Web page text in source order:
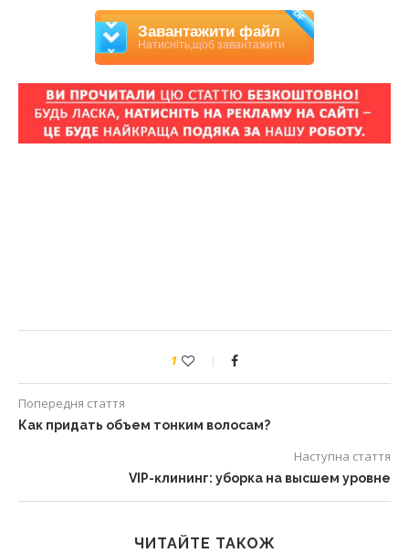
Завантажити файл
Натисніть,щоб завантажити
PDF
1
Попередня стаття
Как придать объем тонким волосам?
Наступна стаття
VIP-клининг: уборка на высшем уровне
ЧИТАЙТЕ ТАКОЖ